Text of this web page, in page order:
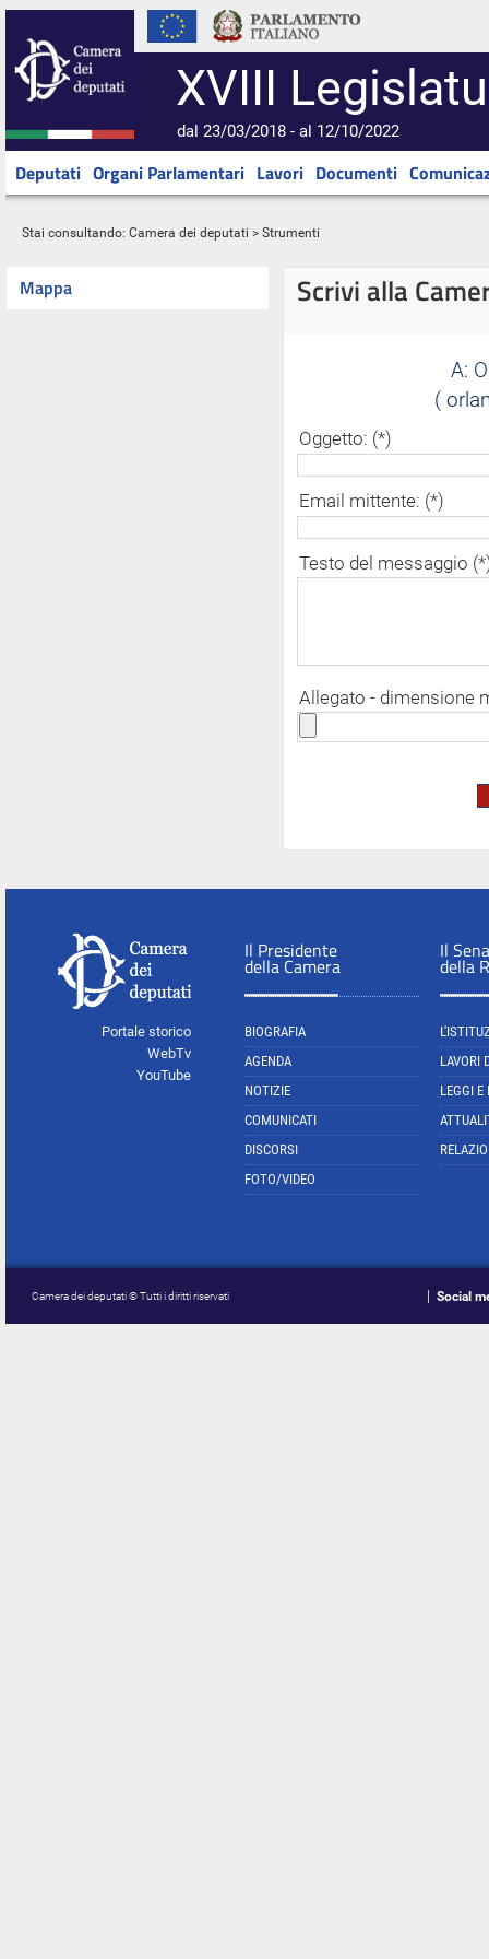
XVIII
dal 23/03/2018 - al 12/10/2022
Deputati Organi Parlamentari Lavori Documenti
Stai consultando: Camera dei deputati > Strumenti
Mappa Scrivi alla
A:
(
Oggetto: (*)
Email mittente: (*)
Testo del messaggio
Allegato - dimensione
Portale storico
WebTv
YouTube
Il Presidente
della Camera
BIOGRAFIA
AGENDA
NOTIZIE
COMUNICATI
DISCORSI
FOTO/VIDEO
Il
della
LAVORI
LEGGI E
Camera dei deputati © Tutti i diritti riservati Social